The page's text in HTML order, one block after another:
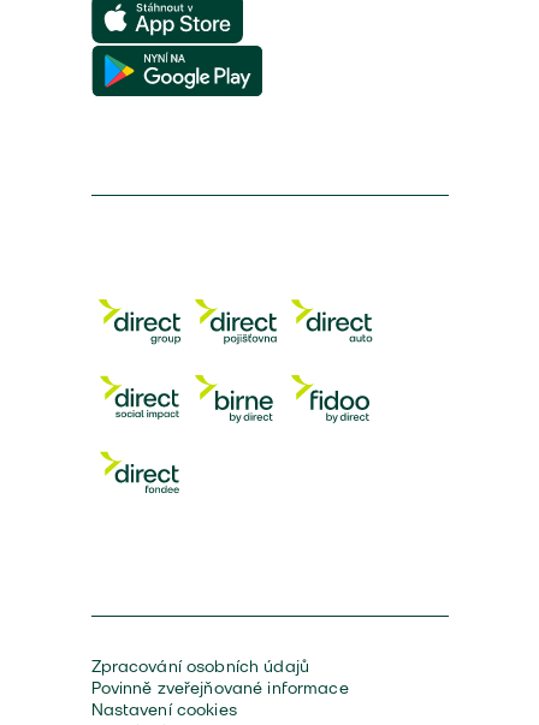
Zpracování osobních údajů
Povinně zveřejňované informace
Nastavení cookies